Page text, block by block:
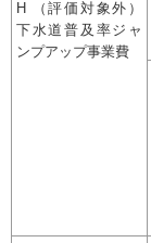
H （評価対象外）
下水道普及率ジャ
ンプアップ事業費